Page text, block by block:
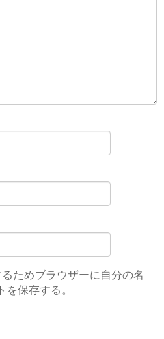
ためブラウザーに自分の名
保存する。